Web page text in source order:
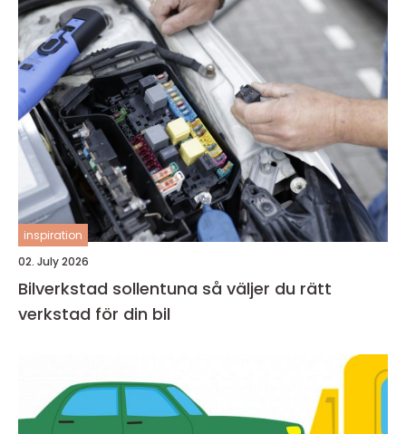
inspiration
02. July 2026
Bilverkstad sollentuna så väljer du rätt
verkstad för din bil